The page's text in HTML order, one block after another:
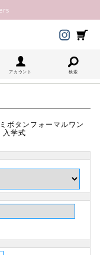
アカウント 検索
ボタンフォーマルワン
入学式